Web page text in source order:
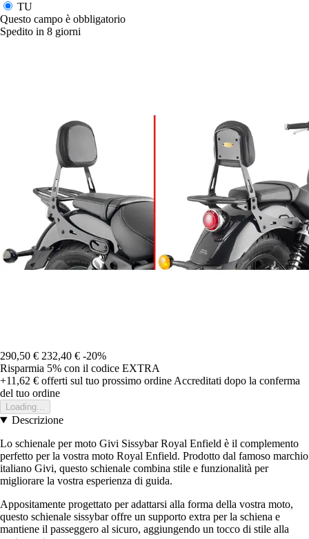
TU
Questo campo è obbligatorio
Spedito in 8 giorni
290,50 € 232,40 € -20%
Risparmia 5% con il codice EXTRA
+11,62 € offerti sul tuo prossimo ordine Accreditati dopo la conferma
del tuo ordine
Loading...
Descrizione
Lo schienale per moto Givi Sissybar Royal Enfield è il complemento
perfetto per la vostra moto Royal Enfield. Prodotto dal famoso marchio
italiano Givi, questo schienale combina stile e funzionalità per
migliorare la vostra esperienza di guida.
Appositamente progettato per adattarsi alla forma della vostra moto,
questo schienale sissybar offre un supporto extra per la schiena e
mantiene il passeggero al sicuro, aggiungendo un tocco di stile alla